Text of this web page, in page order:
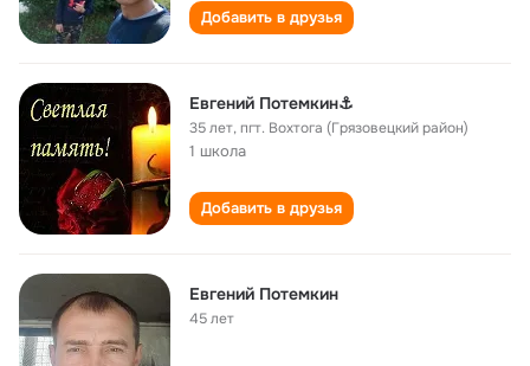
Добавить в друзья
Евгений Потемкин⚓
35 лет,пгт. Вохтога (Грязовецкий район)
1 школа
Добавить в друзья
Евгений Потемкин
45 лет